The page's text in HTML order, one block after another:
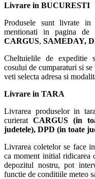
Livrare in BUCURESTI
Produsele sunt livrate in
mentionati in pagina de
CARGUS, SAMEDAY,
Cheltuielile de expeditie
cosului de cumparaturi si
veti selecta adresa si
Livrare in TARA
Livrarea produselor in
curieratCARGUS (in
judetele), DPD (in toate
Livrarea coletelor se face
ca moment initial ridicarea
depozitul nostru, pot
functie de conditiile meteo